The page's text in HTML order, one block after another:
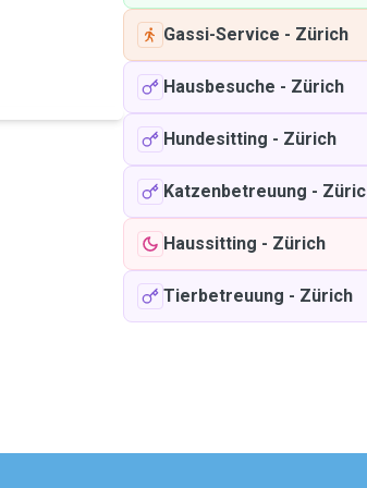
Gassi-Service - Zürich
Hausbesuche - Zürich
Hundesitting - Zürich
Katzenbetreuung -
Haussitting - Zürich
Tierbetreuung - Zürich